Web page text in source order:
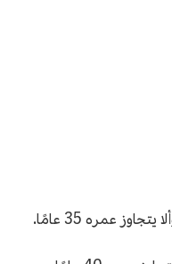
عمره 35 عامًا.